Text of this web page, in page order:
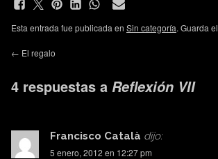
Esta entrada fue publicada en Sin categoría. Guarda el
← El regalo
4 respuestas a Reflexión VII
Francisco Català dijo:
5 enero, 2012 en 12:27 pm